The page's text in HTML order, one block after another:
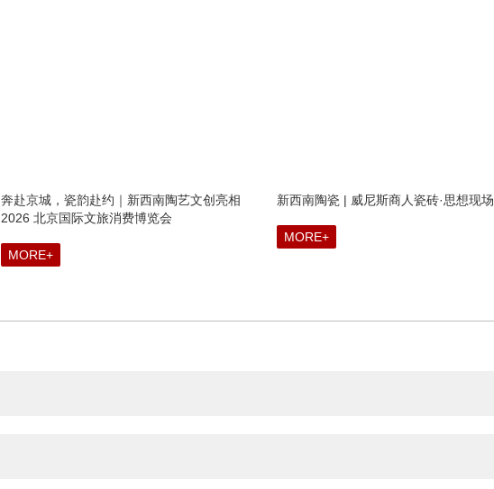
奔赴京城，瓷韵赴约｜新西南陶艺文创亮相
2026 北京国际文旅消费博览会
MORE+
新西南陶瓷 | 威尼斯商人瓷砖·思想现场
MORE+